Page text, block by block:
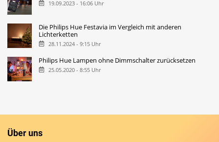
19.09.2023 - 16:06 Uhr
Die Philips Hue Festavia im Vergleich mit anderen
Lichterketten
28.11.2024 - 9:15 Uhr
Philips Hue Lampen ohne Dimmschalter zurücksetzen
25.05.2020 - 8:55 Uhr
Über uns